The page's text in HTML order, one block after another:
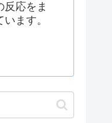
反応をま
ます。